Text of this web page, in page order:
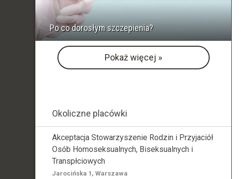
Po co dorosłym szczepienia?
Pokaż więcej »
Okoliczne placówki
Akceptacja Stowarzyszenie Rodzin i Przyjaciół
Osób Homoseksualnych, Biseksualnych i
Transpłciowych
Jarocińska 1, Warszawa